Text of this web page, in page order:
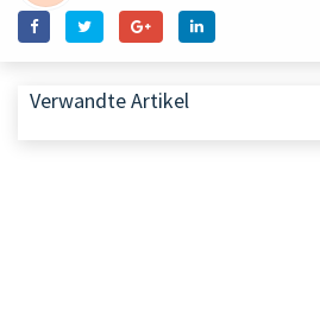
Verwandte Artikel